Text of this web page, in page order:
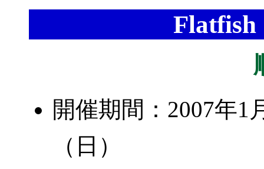
Flatfish
開催期間：2007年1
（日）